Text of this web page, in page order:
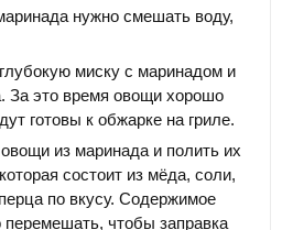
нужно смешать воду,
миску с маринадом и
За это время овощи хорошо
готовы к обжарке на гриле.
из маринада и полить их
состоит из мёда, соли,
по вкусу. Содержимое
чтобы заправка